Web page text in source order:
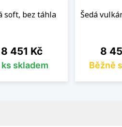
soft, bez táhla
Cena
8 451 Kč
ks skladem
Šedá
Cena
8
Běžně